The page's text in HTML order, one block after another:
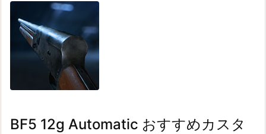
BF5 12g Automatic おすすめカスタ